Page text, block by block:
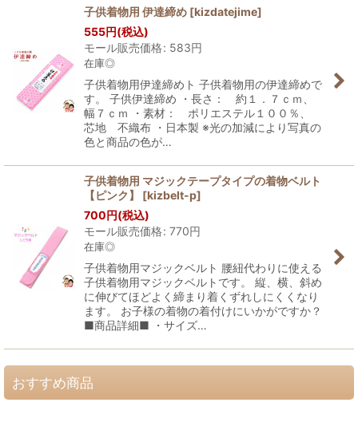
子供着物用 伊達締め [kizdatejime]
555円(税込)
モール販売価格: 583円
在庫◎
子供着物用伊達締めト 子供着物用の伊達締めで
す。 子供伊達締め ・長さ： 約１．７ｃｍ、
幅７ｃｍ ・素材： ポリエステル１００％、
芯地 不織布 ・日本製 ※光の加減により写真の
色と商品の色が…
子供着物用 マジックテープタイプの着物ベルト
【ピンク】
[kizbelt-p]
700円(税込)
モール販売価格: 770円
在庫◎
子供着物用マジックベルト 腰紐代わりに使える
子供着物用マジックベルトです。 縦、横、斜め
に伸びてほどよく締まり着くずれしにくくなり
ます。 お子様の着物の着付けにいかがですか？
■商品詳細■ ・サイズ…
おすすめ商品